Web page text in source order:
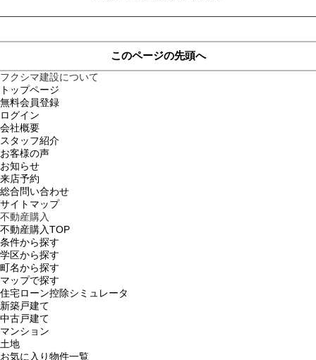
このページの先頭へ
フクシマ建設について
トップページ
無料会員登録
ログイン
会社概要
スタッフ紹介
お客様の声
お知らせ
来店予約
総合問い合わせ
サイトマップ
不動産購入
不動産購入TOP
条件から探す
学区から探す
町名から探す
マップで探す
住宅ローン控除シミュレータ
新築戸建て
中古戸建て
マンション
土地
お気に入り物件一覧